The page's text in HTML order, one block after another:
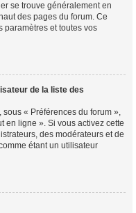
se trouve généralement en
des pages du forum. Ce
paramètres et toutes vos
de la liste des
sous « Préférences du forum »,
en ligne ». Si vous activez cette
des modérateurs et de
étant un utilisateur